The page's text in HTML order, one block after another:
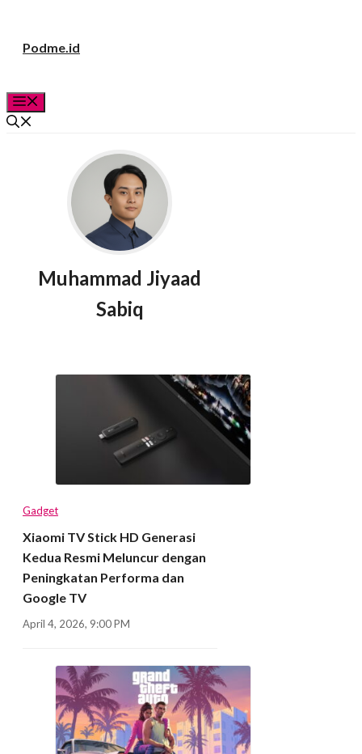
Podme.id
Muhammad Jiyaad
Sabiq
Gadget
Xiaomi TV Stick HD Generasi
Kedua Resmi Meluncur dengan
Peningkatan Performa dan
Google TV
April 4, 2026, 9:00 PM